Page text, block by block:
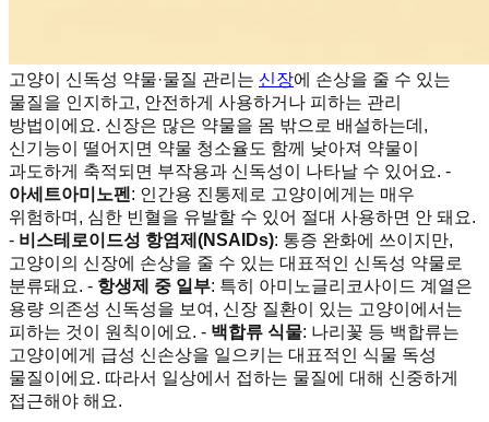
고양이 신독성 약물·물질 관리는 신장에 손상을 줄 수 있는
물질을 인지하고, 안전하게 사용하거나 피하는 관리
방법이에요. 신장은 많은 약물을 몸 밖으로 배설하는데,
신기능이 떨어지면 약물 청소율도 함께 낮아져 약물이
과도하게 축적되면 부작용과 신독성이 나타날 수 있어요. -
아세트아미노펜 : 인간용 진통제로 고양이에게는 매우
위험하며, 심한 빈혈을 유발할 수 있어 절대 사용하면 안 돼요.
- 비스테로이드성 항염제(NSAIDs): 통증 완화에 쓰이지만,
고양이의 신장에 손상을 줄 수 있는 대표적인 신독성 약물로
분류돼요. - 항생제 중 일부: 특히 아미노글리코사이드 계열은
용량 의존성 신독성을 보여, 신장 질환이 있는 고양이에서는
피하는 것이 원칙이에요. - 백합류 식물: 나리꽃 등 백합류는
고양이에게 급성 신손상을 일으키는 대표적인 식물 독성
물질이에요. 따라서 일상에서 접하는 물질에 대해 신중하게
접근해야 해요.